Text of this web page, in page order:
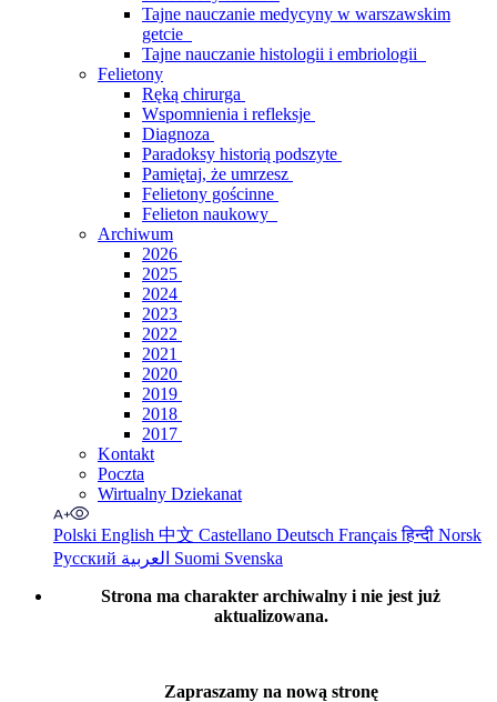
Tajne nauczanie medycyny w warszawskim
getcie
Tajne nauczanie histologii i embriologii
Felietony
Ręką chirurga
Wspomnienia i refleksje
Diagnoza
Paradoksy historią podszyte
Pamiętaj, że umrzesz
Felietony gościnne
Felieton naukowy
Archiwum
2026
2025
2024
2023
2022
2021
2020
2019
2018
2017
Kontakt
Poczta
Wirtualny Dziekanat
Polski English 中文 Castellano Deutsch Françaisहिन्दी Norsk
Русский
Suomi Svenska
Strona ma charakter archiwalny i nie jest już
aktualizowana.
Zapraszamy na nową stronę